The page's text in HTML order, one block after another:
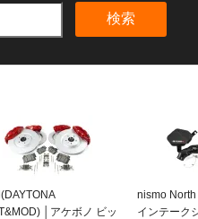
検索
│アケボノ ビッ
nismo
インテーク